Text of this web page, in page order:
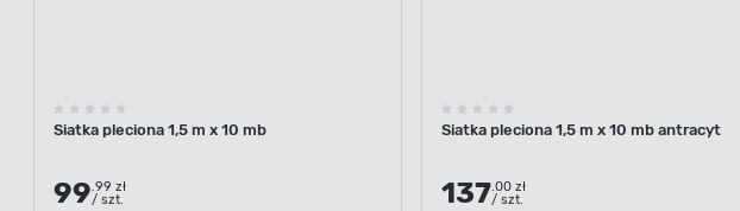
Siatka pleciona 1,5 m x 10 mb
99.99 zł
/ szt.
Siatka pleciona 1,5 m x 10 mb antracyt
137.00 zł
/ szt.